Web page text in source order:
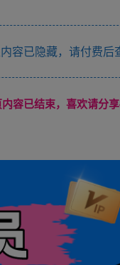
容已隐藏，请付费后
容已结束，喜欢请分